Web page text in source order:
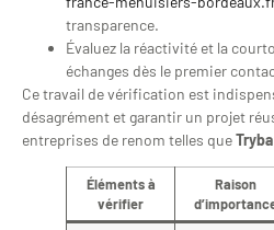
transparence.
Évaluez la réactivité et la
échanges dès le premier
Ce travail de vérification est
désagrément et garantir un projet
entreprises de renom telles queTryba
Éléments à
vérifier
Raison